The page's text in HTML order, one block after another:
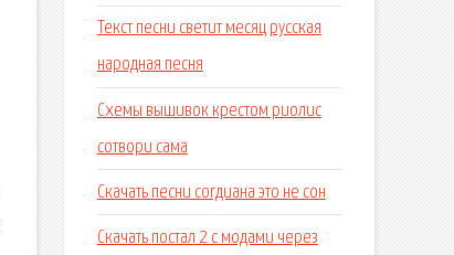
Текст песни светит месяц русская
народная песня
Схемы вышивок крестом риолис
сотвори сама
Скачать песни согдиана это не сон
Скачать постал 2 с модами через